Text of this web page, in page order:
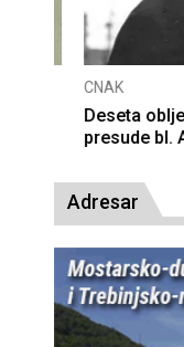
CNAK
Deseta
presude bl.
Adresar